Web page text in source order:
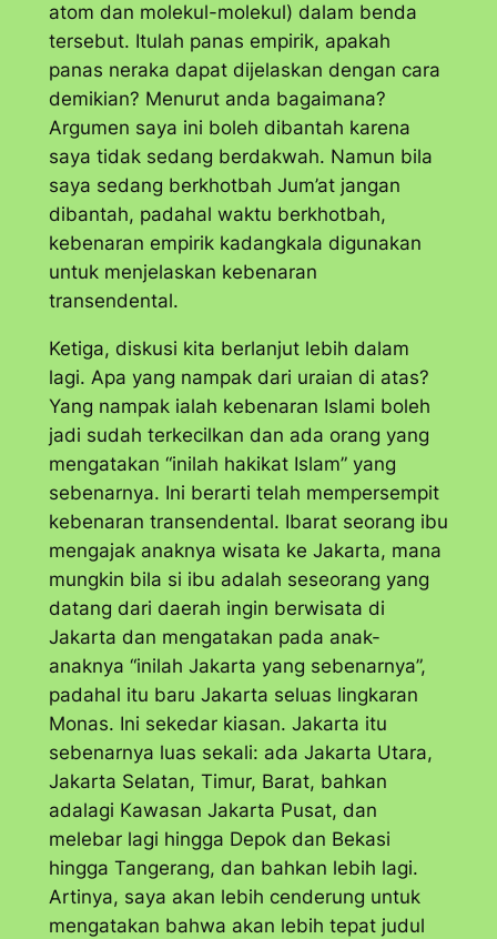
atom dan molekul-molekul) dalam benda
tersebut. Itulah panas empirik, apakah
panas neraka dapat dijelaskan dengan cara
demikian? Menurut anda bagaimana?
Argumen saya ini boleh dibantah karena
saya tidak sedang berdakwah. Namun bila
saya sedang berkhotbah Jum’at jangan
dibantah, padahal waktu berkhotbah,
kebenaran empirik kadangkala digunakan
untuk menjelaskan kebenaran
transendental.
Ketiga, diskusi kita berlanjut lebih dalam
lagi. Apa yang nampak dari uraian di atas?
Yang nampak ialah kebenaran Islami boleh
jadi sudah terkecilkan dan ada orang yang
mengatakan “inilah hakikat Islam” yang
sebenarnya. Ini berarti telah mempersempit
kebenaran transendental. Ibarat seorang ibu
mengajak anaknya wisata ke Jakarta, mana
mungkin bila si ibu adalah seseorang yang
datang dari daerah ingin berwisata di
Jakarta dan mengatakan pada anak-
anaknya “inilah Jakarta yang sebenarnya”,
padahal itu baru Jakarta seluas lingkaran
Monas. Ini sekedar kiasan. Jakarta itu
sebenarnya luas sekali: ada Jakarta Utara,
Jakarta Selatan, Timur, Barat, bahkan
adalagi Kawasan Jakarta Pusat, dan
melebar lagi hingga Depok dan Bekasi
hingga Tangerang, dan bahkan lebih lagi.
Artinya, saya akan lebih cenderung untuk
mengatakan bahwa akan lebih tepat judul